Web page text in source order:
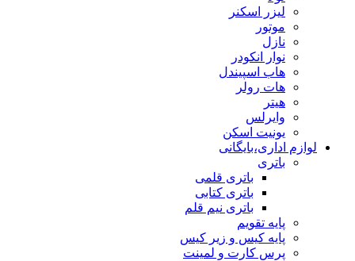
لیزر اسکنر
موتور
نازل
نوار انکودر
هاب اسپیندل
هات رولر
هیتر
وایرلس
یونیت اسکن
لوازم اداری،بایگانی
باتری
باتری قلمی
باتری کتابی
باتری نیم قلم
پایه تقویم
پایه کیس و زیر کیس
پرس کارت و لمینت